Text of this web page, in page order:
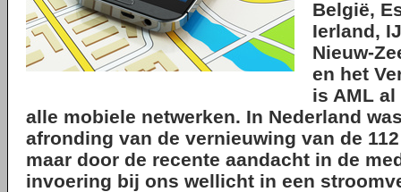
België,
Ierland,
Nieuw-
en het
is AML
alle mobiele netwerken. In Nederland
afronding van de vernieuwing van de
maar door de recente aandacht in de
invoering bij ons wellicht in een